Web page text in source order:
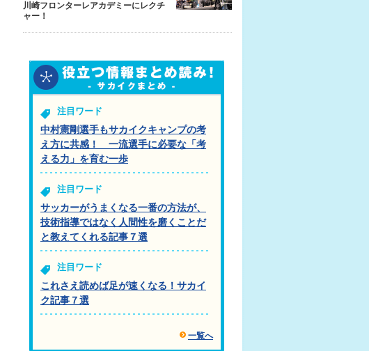
川崎フロンターレアカデミーにレクチ
ャー！
注目ワード
中村憲剛選手もサカイクキャンプの考
え方に共感！ 一流選手に必要な「考
える力」を育む一歩
注目ワード
サッカーがうまくなる一番の方法が、
技術指導ではなく人間性を磨くことだ
と教えてくれる記事７選
注目ワード
これさえ読めば足が速くなる！サカイ
ク記事７選
一覧へ